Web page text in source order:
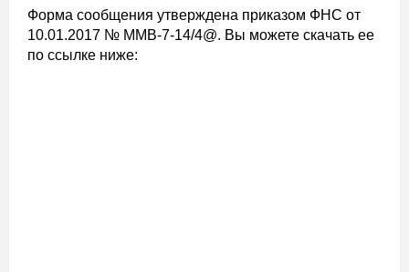
Форма сообщения утверждена приказом ФНС от
10.01.2017 № ММВ-7-14/4@. Вы можете скачать ее
по ссылке ниже: